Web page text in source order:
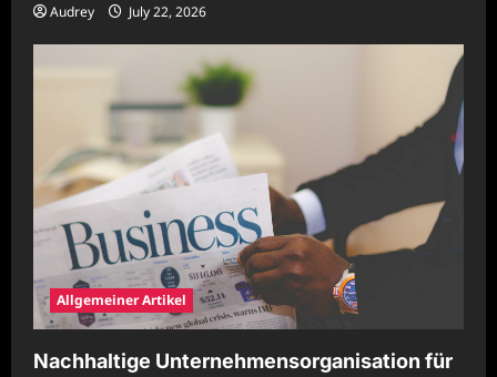
Audrey July 22, 2026
Allgemeiner Artikel
Nachhaltige Unternehmensorganisation für